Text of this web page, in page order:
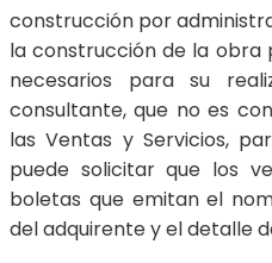
construcción por
la construcción de la obra
necesarios para su
consultante, que no es
las Ventas y Servicios,
puede solicitar que los
boletas que emitan el
del adquirente y el detalle